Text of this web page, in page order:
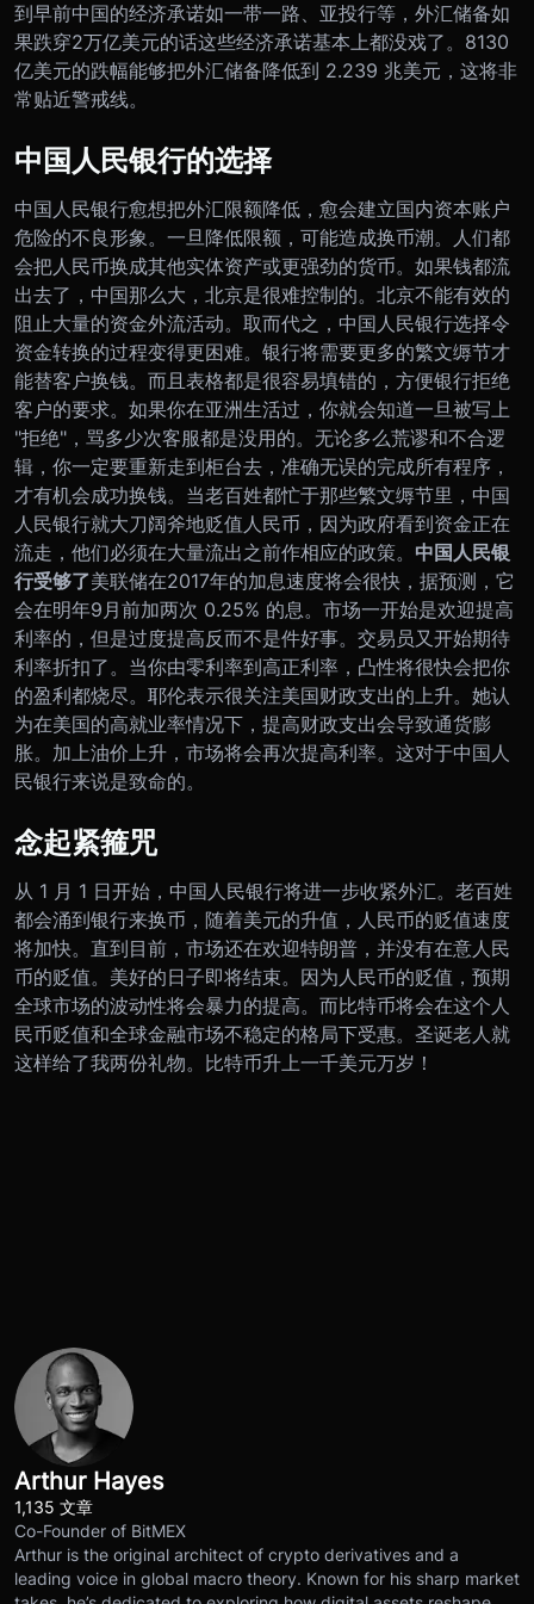
到早前中国的经济承诺如一带一路、亚投行等，外汇储备如
果跌穿2万亿美元的话这些经济承诺基本上都没戏了。 8130
亿美元的跌幅能够把外汇储备降低到 2.239 兆美元，这将非
常贴近警戒线。
中国人民银行的选择
中国人民银行愈想把外汇限额降低，愈会建立国内资本账户
危险的不良形象。 一旦降低限额，可能造成换币潮。人们都
会把人民币换成其他实体资产或更强劲的货币。如果钱都流
出去了，中国那么大，北京是很难控制的。北京不能有效的
阻止大量的资金外流活动。 取而代之，中国人民银行选择令
资金转换的过程变得更困难。银行将需要更多的繁文缛节才
能替客户换钱。而且表格都是很容易填错的，方便银行拒绝
客户的要求。如果你在亚洲生活过，你就会知道一旦被写上
"拒绝"，骂多少次客服都是没用的。无论多么荒谬和不合逻
辑，你一定要重新走到柜台去，准确无误的完成所有程序，
才有机会成功换钱。 当老百姓都忙于那些繁文缛节里，中国
人民银行就大刀阔斧地贬值人民币，因为政府看到资金正在
流走，他们必须在大量流出之前作相应的政策。 中国人民银
行受够了美联储在2017年的加息速度将会很快，据预测，它
会在明年9月前加两次 0.25% 的息。 市场一开始是欢迎提高
利率的，但是过度提高反而不是件好事。交易员又开始期待
利率折扣了。当你由零利率到高正利率，凸性将很快会把你
的盈利都烧尽。 耶伦表示很关注美国财政支出的上升。她认
为在美国的高就业率情况下，提高财政支出会导致通货膨
胀。加上油价上升，市场将会再次提高利率。这对于中国人
民银行来说是致命的。
念起紧箍咒
从 1 月 1 日开始，中国人民银行将进一步收紧外汇。老百姓
都会涌到银行来换币，随着美元的升值，人民币的贬值速度
将加快。 直到目前，市场还在欢迎特朗普，并没有在意人民
币的贬值。美好的日子即将结束。因为人民币的贬值，预期
全球市场的波动性将会暴力的提高。而比特币将会在这个人
民币贬值和全球金融市场不稳定的格局下受惠。 圣诞老人就
这样给了我两份礼物。比特币升上一千美元万岁！
Arthur Hayes
1,135 文章
Co-Founder of BitMEX
Arthur is the original architect of crypto derivatives and a
leading voice in global macro theory. Known for his sharp market